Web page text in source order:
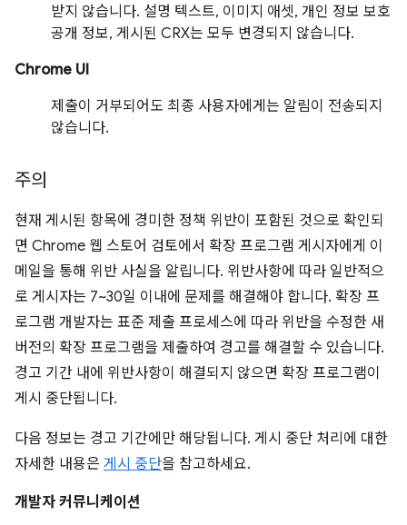
받지 않습니다. 설명 텍스트, 이미지 애셋, 개인 정보 보호
공개 정보, 게시된 CRX는 모두 변경되지 않습니다.
Chrome UI
제출이 거부되어도 최종 사용자에게는 알림이 전송되지
않습니다.
주의
현재 게시된 항목에 경미한 정책 위반이 포함된 것으로 확인되
면 Chrome 웹 스토어 검토에서 확장 프로그램 게시자에게 이
메일을 통해 위반 사실을 알립니다. 위반사항에 따라 일반적으
로 게시자는 7~30일 이내에 문제를 해결해야 합니다. 확장 프
로그램 개발자는 표준 제출 프로세스에 따라 위반을 수정한 새
버전의 확장 프로그램을 제출하여 경고를 해결할 수 있습니다.
경고 기간 내에 위반사항이 해결되지 않으면 확장 프로그램이
게시 중단됩니다.
다음 정보는 경고 기간에만 해당됩니다. 게시 중단 처리에 대한
자세한 내용은 게시 중단을 참고하세요.
개발자 커뮤니케이션